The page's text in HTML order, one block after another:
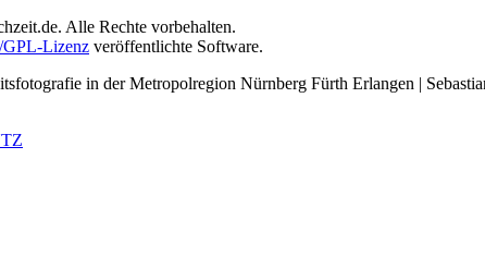
Alle Rechte vorbehalten.
Lizenz veröffentlichte Software.
in der Metropolregion Nürnberg Fürth Erlangen |